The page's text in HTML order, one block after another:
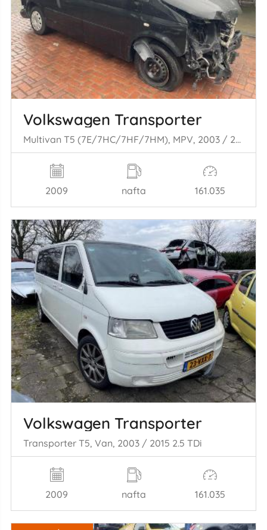
Volkswagen Transporter
Multivan T5 (7E/7HC/7HF/7HM), MPV, 2003 / 2015 2.5 Tdi
2009 nafta 161.035
Volkswagen Transporter
Transporter T5, Van, 2003 / 2015 2.5 TDi
2009 nafta 161.035